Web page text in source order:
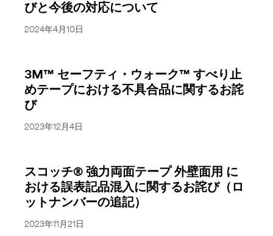
びと今後の対応について
2024年4月10日
3M™ セーフティ・ウォーク™ すべり止
めテープにおける不具合品に関するお詫
び
2023年12月4日
スコッチ® 強力両面テープ 外壁面用 に
おける誤表記品混入に関するお詫び（ロ
ットナンバーの追記）
2023年11月21日